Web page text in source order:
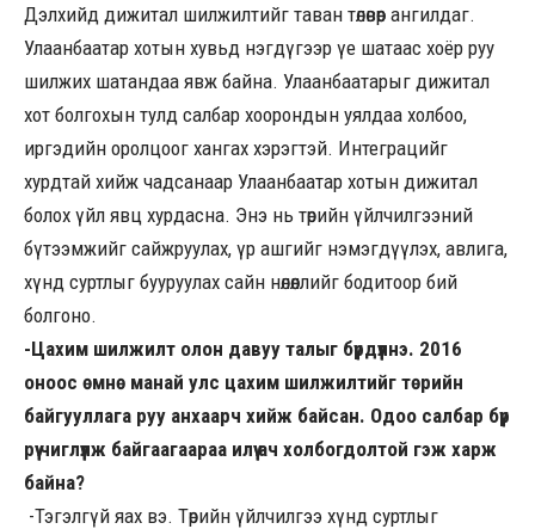
Дэлхийд дижитал шилжилтийг таван төлөвөөр ангилдаг.
Улаанбаатар хотын хувьд нэгдүгээр үе шатаас хоёр руу
шилжих шатандаа явж байна. Улаанбаатарыг дижитал
хот болгохын тулд салбар хоорондын уялдаа холбоо,
иргэдийн оролцоог хангах хэрэгтэй. Интеграцийг
хурдтай хийж чадсанаар Улаанбаатар хотын дижитал
болох үйл явц хурдасна. Энэ нь төрийн үйлчилгээний
бүтээмжийг сайжруулах, үр ашгийг нэмэгдүүлэх, авлига,
хүнд суртлыг бууруулах сайн нөлөөллийг бодитоор бий
болгоно.
-Цахим шилжилт олон давуу талыг бүрдүүлнэ. 2016
оноос өмнө манай улс цахим шилжилтийг төрийн
байгууллага руу анхаарч хийж байсан. Одоо салбар бүр
рүү чиглүүлж байгаагаараа илүү ач холбогдолтой гэж харж
байна?
-Тэгэлгүй яах вэ. Төрийн үйлчилгээ хүнд суртлыг